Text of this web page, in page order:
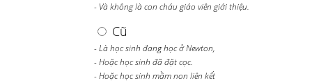
- Và không là con cháu giáo viên giới thiệu.
Cũ
- Là học sinh đang học ở Newton,
- Hoặc học sinh đã đặt cọc.
- Hoặc học sinh mầm non liên kết